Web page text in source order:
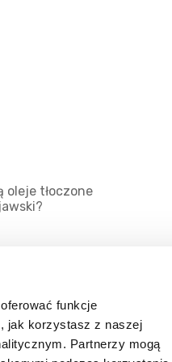
funkcje
jak korzystasz z naszej
Partnerzy mogą
oleje tłoczone
Kategorie
Kontakt